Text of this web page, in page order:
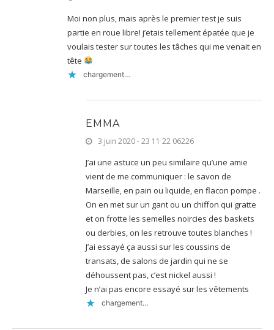
Moi non plus, mais après le premier test je suis
partie en roue libre! j’etais tellement épatée que je
voulais tester sur toutes les tâches qui me venait en
tête
chargement…
EMMA
3 juin 2020 - 23 11 22 06226
J’ai une astuce un peu similaire qu’une amie
vient de me communiquer : le savon de
Marseille, en pain ou liquide, en flacon pompe .
On en met sur un gant ou un chiffon qui gratte
et on frotte les semelles noircies des baskets
ou derbies, on les retrouve toutes blanches !
J’ai essayé ça aussi sur les coussins de
transats, de salons de jardin qui ne se
déhoussent pas, c’est nickel aussi !
Je n’ai pas encore essayé sur les vêtements
chargement…